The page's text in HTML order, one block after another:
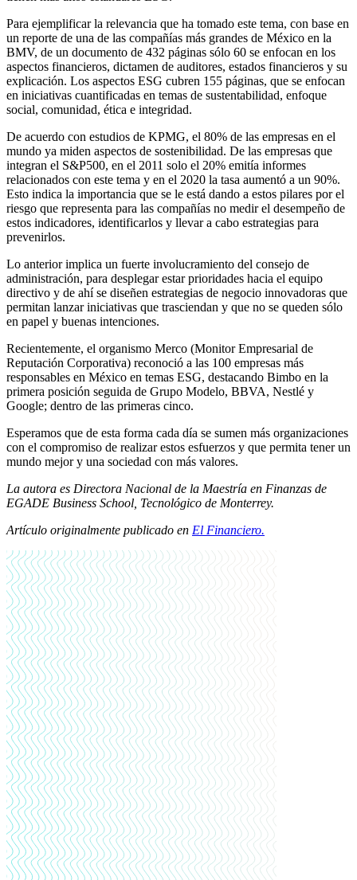
Para ejemplificar la relevancia que ha tomado este tema, con base en
un reporte de una de las compañías más grandes de México en la
BMV, de un documento de 432 páginas sólo 60 se enfocan en los
aspectos financieros, dictamen de auditores, estados financieros y su
explicación. Los aspectos ESG cubren 155 páginas, que se enfocan
en iniciativas cuantificadas en temas de sustentabilidad, enfoque
social, comunidad, ética e integridad.
De acuerdo con estudios de KPMG, el 80% de las empresas en el
mundo ya miden aspectos de sostenibilidad. De las empresas que
integran el S&P500, en el 2011 solo el 20% emitía informes
relacionados con este tema y en el 2020 la tasa aumentó a un 90%.
Esto indica la importancia que se le está dando a estos pilares por el
riesgo que representa para las compañías no medir el desempeño de
estos indicadores, identificarlos y llevar a cabo estrategias para
prevenirlos.
Lo anterior implica un fuerte involucramiento del consejo de
administración, para desplegar estar prioridades hacia el equipo
directivo y de ahí se diseñen estrategias de negocio innovadoras que
permitan lanzar iniciativas que trasciendan y que no se queden sólo
en papel y buenas intenciones.
Recientemente, el organismo Merco (Monitor Empresarial de
Reputación Corporativa) reconoció a las 100 empresas más
responsables en México en temas ESG, destacando Bimbo en la
primera posición seguida de Grupo Modelo, BBVA, Nestlé y
Google; dentro de las primeras cinco.
Esperamos que de esta forma cada día se sumen más organizaciones
con el compromiso de realizar estos esfuerzos y que permita tener un
mundo mejor y una sociedad con más valores.
La autora es Directora Nacional de la Maestría en Finanzas de
EGADE Business School, Tecnológico de Monterrey.
Artículo originalmente publicado en El Financiero.